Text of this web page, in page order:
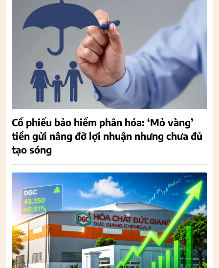
Cổ phiếu bảo hiểm phân hóa: ‘Mỏ vàng’
tiền gửi nâng đỡ lợi nhuận nhưng chưa đủ
tạo sóng